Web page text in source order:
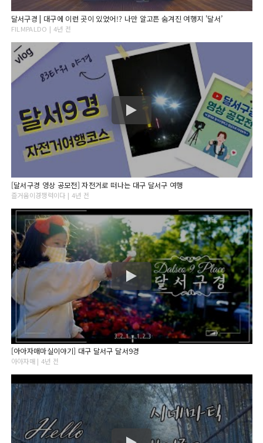
달서구경 | 대구에 이런 곳이 있었어!? 나만 알고픈 숨겨진 여행지 '달서’
FILMPALDO | 4년 전
[달서구경 영상 공모전] 자전거로 떠나는 대구 달서구 여행
즐거움이경쟁력이다 | 4년 전
[아아자매마실이야기] 대구 달서구 달서9경
아아자매 | 4년 전